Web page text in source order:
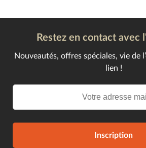
Restez en contact avec
Nouveautés, offres spéciales, vie de
lien !
Inscription